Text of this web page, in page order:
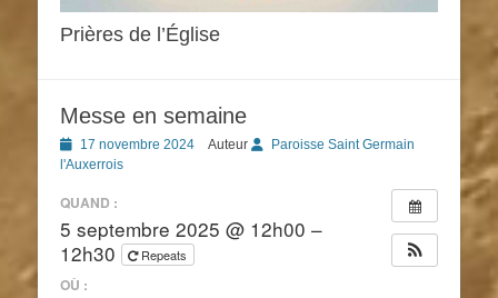
Prières de l’Église
Messe en semaine
Posted
on
17 novembre 2024 Auteur
Paroisse Saint Germain
l'Auxerrois
QUAND :
5 septembre 2025 @ 12h00 –
12h30
Repeats
OÙ :